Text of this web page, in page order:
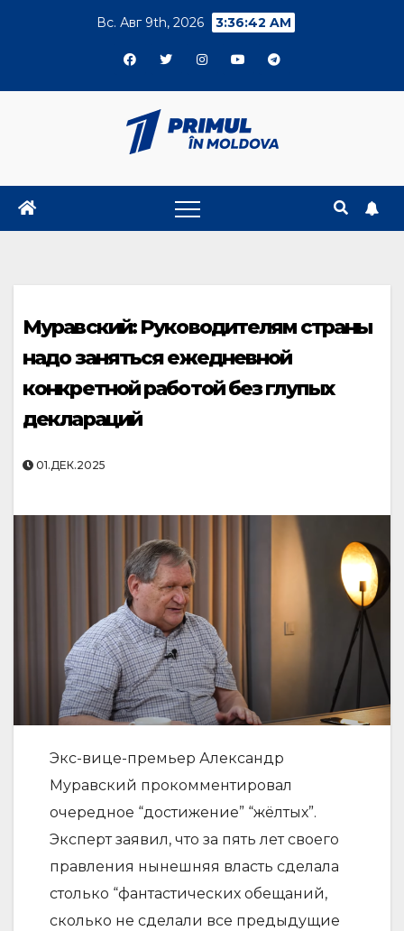
Вс. Авг 9th, 2026 3:36:42 AM
Муравский: Руководителям страны
надо заняться ежедневной
конкретной работой без глупых
деклараций
01.ДЕК.2025
Экс-вице-премьер Александр
Муравский прокомментировал
очередное “достижение” “жёлтых”.
Эксперт заявил, что за пять лет своего
правления нынешняя власть сделала
столько “фантастических обещаний,
сколько не сделали все предыдущие